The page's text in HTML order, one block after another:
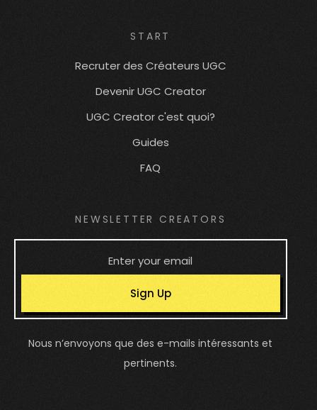
START
Recruter des Créateurs UGC
Devenir UGC Creator
UGC Creator c'est quoi?
Guides
FAQ
NEWSLETTER CREATORS
Sign Up
Nous n’envoyons que des e-mails intéressants et
pertinents.